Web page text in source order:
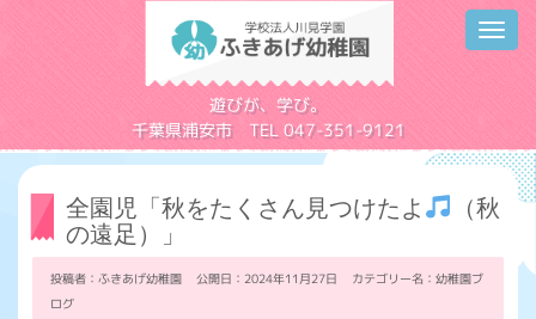
遊びが、学び。
千葉県浦安市 TEL 047-351-9121
全園児「秋をたくさん見つけたよ （秋
の遠足）」
投稿者：ふきあげ幼稚園 公開日：2024年11月27日 カテゴリー名： 幼稚園ブ
ログ